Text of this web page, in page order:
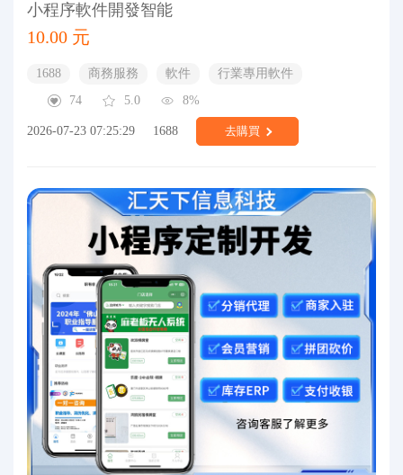
小程序軟件開發智能
10.00 元
1688 商務服務 軟件
行業專用軟件
74
5.0 8%
2026-07-23 07:25:29 1688 去購買